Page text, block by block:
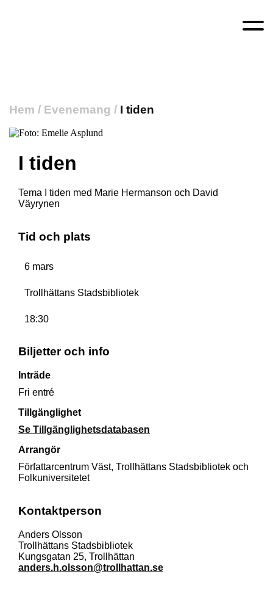
Hem / Evenemang / I tiden
I tiden
Tema I tiden med Marie Hermanson och David
Väyrynen
Tid och plats
6 mars
Trollhättans Stadsbibliotek
18:30
Biljetter och info
Inträde
Fri entré
Tillgänglighet
Se Tillgänglighetsdatabasen
Arrangör
Författarcentrum Väst, Trollhättans Stadsbibliotek och
Folkuniversitetet
Kontaktperson
Anders Olsson
Trollhättans Stadsbibliotek
Kungsgatan 25, Trollhättan
anders.h.olsson@trollhattan.se